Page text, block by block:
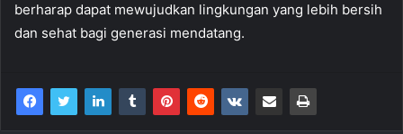
berharap dapat mewujudkan lingkungan yang lebih bersih
dan sehat bagi generasi mendatang.